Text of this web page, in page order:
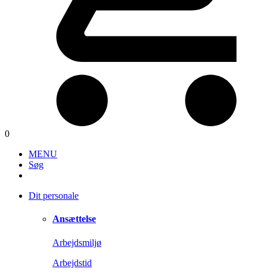
0
MENU
Søg
Dit personale
Ansættelse
Arbejdsmiljø
Arbejdstid